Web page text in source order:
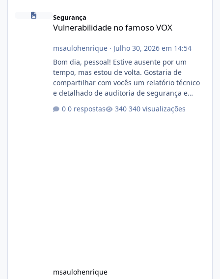
Vulnerabilidade no famoso VOX
Segurança
Vulnerabilidade no famoso VOX
msaulohenrique· Julho 30, 2026 em 14:54
Bom dia, pessoal! Estive ausente por um
tempo, mas estou de volta. Gostaria de
compartilhar com vocês um relatório técnico
e detalhado de auditoria de segurança e
atualmente em circulação e comercialização
0 respostas 340 visualizações
msaulohenrique